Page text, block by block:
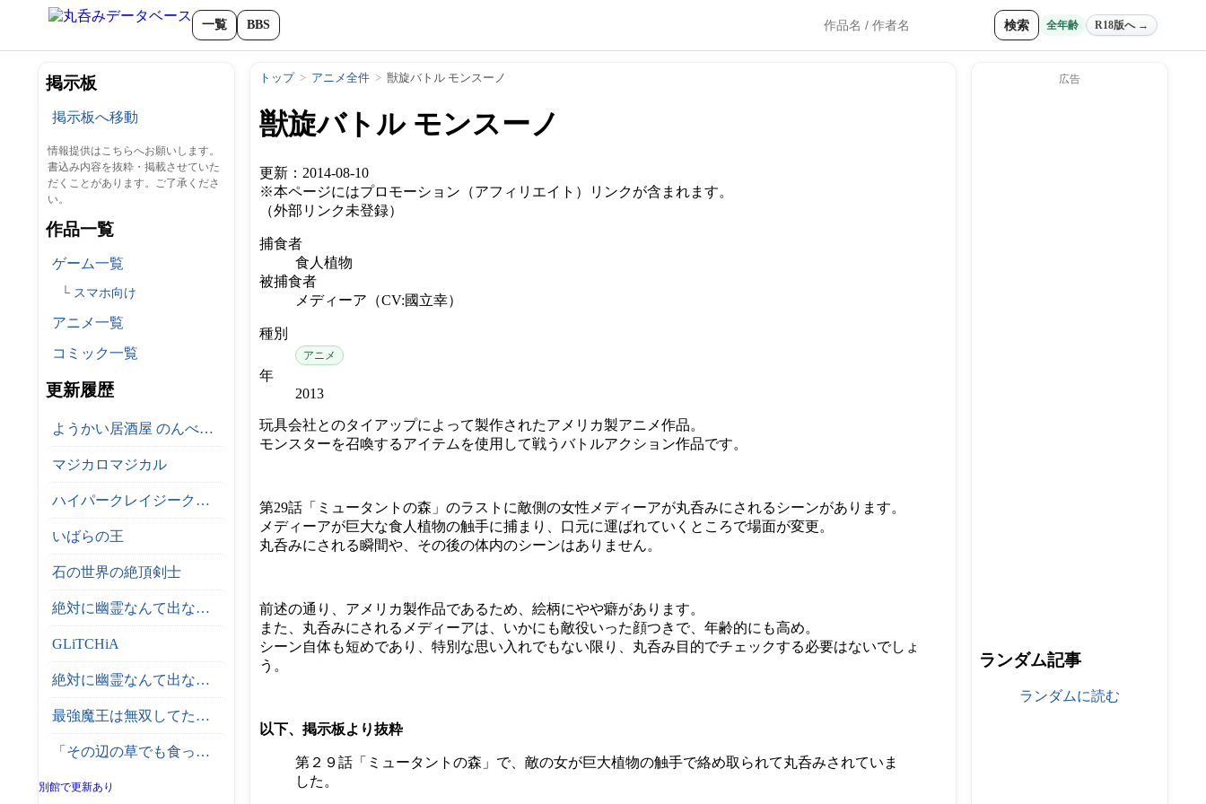
一覧 BBS 検索 全年齢 R18版へ →
掲示板
掲示板へ移動
情報提供はこちらへお願いします。
書込み内容を抜粋・掲載させていた
だくことがあります。ご了承くださ
い。
作品一覧
ゲーム一覧
スマホ向け
アニメ一覧
コミック一覧
更新履歴
ようかい居酒屋 のんべれケ。
マジカロマジカル
ハイパークレイジークライマー
いばらの王
石の世界の絶頂剣士
絶対に幽霊なんて出ないサーカス団
GLiTCHiA
絶対に幽霊なんて出ない高層エレベーター
最強魔王は無双してたのに ～女体化解除のカギは人助けの旅でした～
「その辺の草でも食っとけ」と追放された無能スキル【植物食い】持ち転生者、エルフの里で幻の植物を食べて無双する
別館で更新あり
トップ アニメ全件 獣旋バトル モンスーノ
獣旋バトル モンスーノ
更新：2014-08-10
※本ページにはプロモーション（アフィリエイト）リンクが含まれます。
（外部リンク未登録）
捕食者
食人植物
被捕食者
メディーア（CV:國立幸）
種別
アニメ
年
2013
玩具会社とのタイアップによって製作されたアメリカ製アニメ作品。
モンスターを召喚するアイテムを使用して戦うバトルアクション作品です。
第29話「ミュータントの森」のラストに敵側の女性メディーアが丸呑みにされるシーンがあります。
メディーアが巨大な食人植物の触手に捕まり、口元に運ばれていくところで場面が変更。
丸呑みにされる瞬間や、その後の体内のシーンはありません。
前述の通り、アメリカ製作品であるため、絵柄にやや癖があります。
また、丸呑みにされるメディーアは、いかにも敵役いった顔つきで、年齢的にも高め。
シーン自体も短めであり、特別な思い入れでもない限り、丸呑み目的でチェックする必要はないでしょ
う。
以下、掲示板より抜粋
第２９話「ミュータントの森」で、敵の女が巨大植物の触手で絡め取られて丸呑みされていま
した。
広告
ランダム記事
ランダムに読む